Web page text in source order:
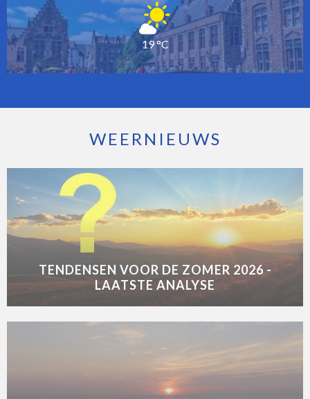
19 °C
WEERNIEUWS
TENDENSEN VOOR DE ZOMER 2026 -
LAATSTE ANALYSE